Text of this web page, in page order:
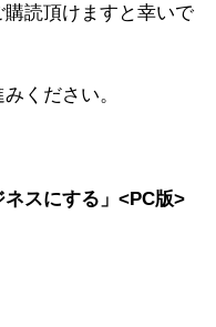
読頂けますと幸いで
ください。
スにする」<PC版>